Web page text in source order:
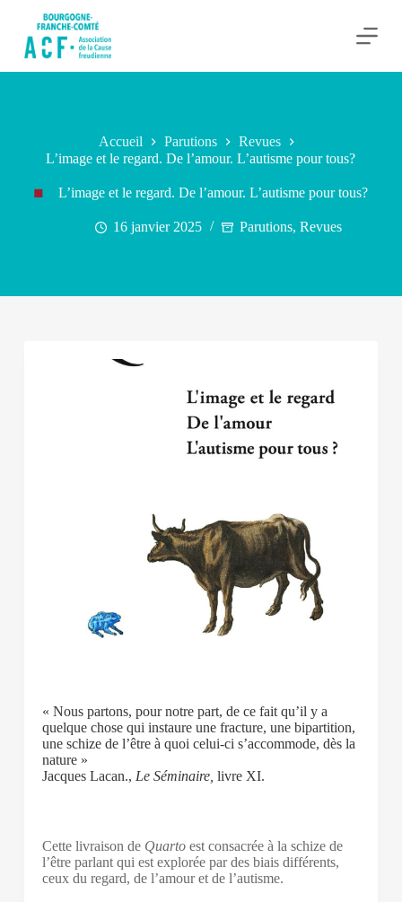
Accueil Parutions
Revues
L’image et le regard. De l’amour. L’autisme pour tous?
L’image et le regard. De l’amour. L’autisme pour tous?
16 janvier 2025 Parutions,Revues
« Nous partons, pour notre part, de ce fait qu’il y a
quelque chose qui instaure une fracture, une bipartition,
une schize de l’être à quoi celui-ci s’accommode, dès la
nature »
Jacques Lacan., Le Séminaire, livre XI.
Cette livraison de Quarto est consacrée à la schize de
l’être parlant qui est explorée par des biais différents,
ceux du regard, de l’amour et de l’autisme.